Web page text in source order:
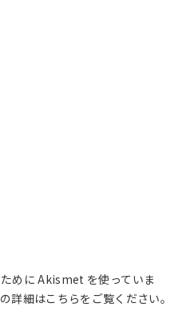
めに Akismet を使っていま
詳細はこちらをご覧ください。